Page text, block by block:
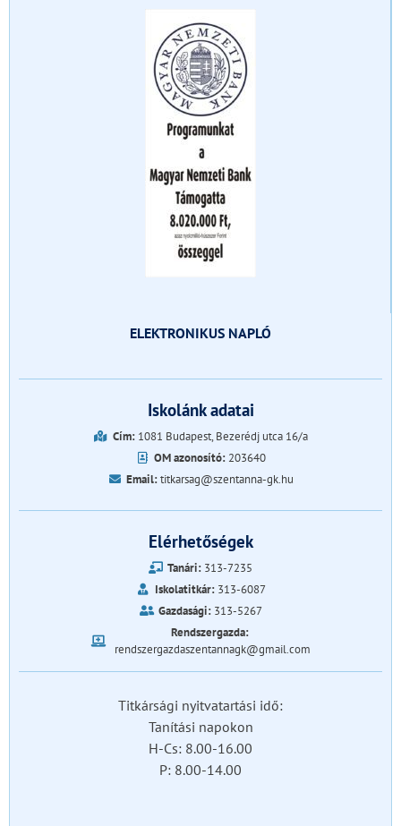
ELEKTRONIKUS NAPLÓ
Iskolánk adatai
Cím:1081 Budapest, Bezerédj utca 16/a
OM azonosító: 203640
Email:titkarsag@szentanna-gk.hu
Elérhetőségek
Tanári: 313-7235
Iskolatitkár:313-6087
Gazdasági:313-5267
Rendszergazda:
rendszergazdaszentannagk@gmail.com
Titkársági nyitvatartási idő:
Tanítási napokon
H-Cs: 8.00-16.00
P: 8.00-14.00